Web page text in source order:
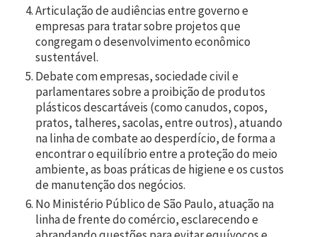
Articulação de audiências entre governo e
empresas para tratar sobre projetos que
congregam o desenvolvimento econômico
sustentável.
Debate com empresas, sociedade civil e
parlamentares sobre a proibição de produtos
plásticos descartáveis (como canudos, copos,
pratos, talheres, sacolas, entre outros), atuando
na linha de combate ao desperdício, de forma a
encontrar o equilíbrio entre a proteção do meio
ambiente, as boas práticas de higiene e os custos
de manutenção dos negócios.
No Ministério Público de São Paulo, atuação na
linha de frente do comércio, esclarecendo e